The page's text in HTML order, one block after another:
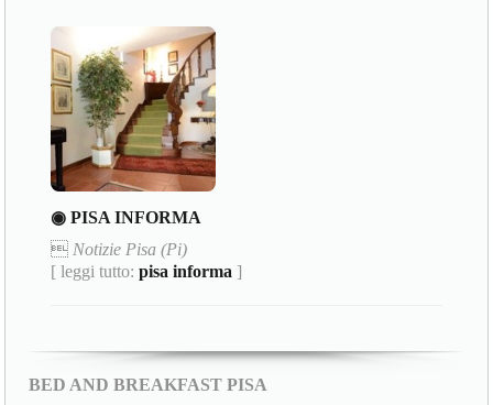
◉ PISA INFORMA
 Notizie Pisa (Pi)
[ leggi tutto:pisa informa ]
BED AND BREAKFAST PISA